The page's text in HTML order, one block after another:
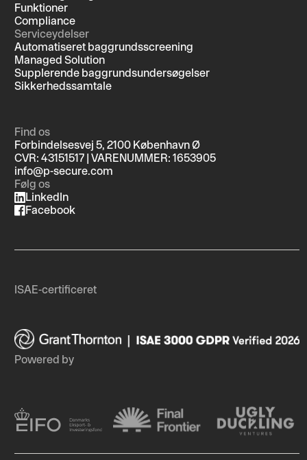
Funktioner
Compliance
Serviceydelser
Automatiseret baggrundsscreening
Managed Solution
Supplerende baggrundsundersøgelser
Sikkerhedssamtale
Find os
Forbindelsesvej 5, 2100 København Ø
CVR: 43151517 | VARENUMMER: 1653905
info@p-secure.com
Følg os
LinkedIn
Facebook
ISAE-certificeret
Powered by